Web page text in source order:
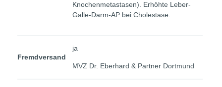
Knochenmetastasen). Erhöhte Leber-
Galle-Darm-AP bei Cholestase.
Fremdversand
ja
MVZ Dr. Eberhard & Partner Dortmund